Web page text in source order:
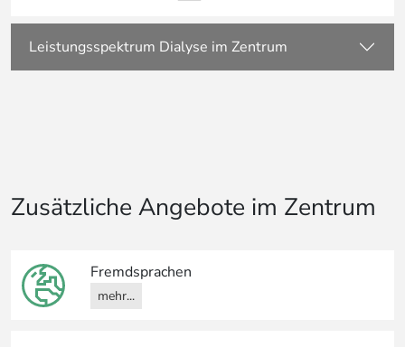
Leistungsspektrum Dialyse im Zentrum
Zusätzliche Angebote im Zentrum
Fremdsprachen
mehr...